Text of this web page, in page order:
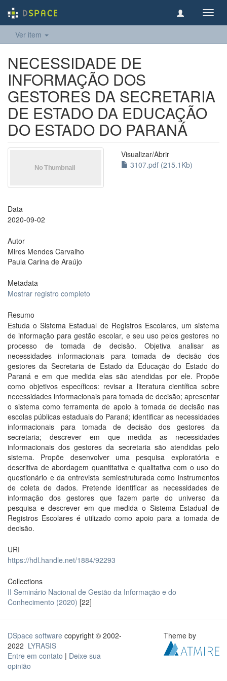
Ver item
NECESSIDADE DE
INFORMAÇÃO DOS
GESTORES DA SECRETARIA
DE ESTADO DA EDUCAÇÃO
DO ESTADO DO PARANÁ
Visualizar/Abrir
3107.pdf (215.1Kb)
Data
2020-09-02
Autor
Mires Mendes Carvalho
Paula Carina de Araújo
Metadata
Mostrar registro completo
Resumo
Estuda o Sistema Estadual de Registros Escolares, um sistema
de informação para gestão escolar, e seu uso pelos gestores no
processo de tomada de decisão. Objetiva analisar as
necessidades informacionais para tomada de decisão dos
gestores da Secretaria de Estado da Educação do Estado do
Paraná e em que medida elas são atendidas por ele. Propõe
como objetivos específicos: revisar a literatura científica sobre
necessidades informacionais para tomada de decisão; apresentar
o sistema como ferramenta de apoio à tomada de decisão nas
escolas públicas estaduais do Paraná; identificar as necessidades
informacionais para tomada de decisão dos gestores da
secretaria; descrever em que medida as necessidades
informacionais dos gestores da secretaria são atendidas pelo
sistema. Propõe desenvolver uma pesquisa exploratória e
descritiva de abordagem quantitativa e qualitativa com o uso do
questionário e da entrevista semiestruturada como instrumentos
de coleta de dados. Pretende identificar as necessidades de
informação dos gestores que fazem parte do universo da
pesquisa e descrever em que medida o Sistema Estadual de
Registros Escolares é utilizado como apoio para a tomada de
decisão.
URI
https://hdl.handle.net/1884/92293
Collections
II Seminário Nacional de Gestão da Informação e do
Conhecimento (2020) [22]
DSpace software copyright © 2002-
2022 LYRASIS
Entre em contato | Deixe sua
opinião
Theme by